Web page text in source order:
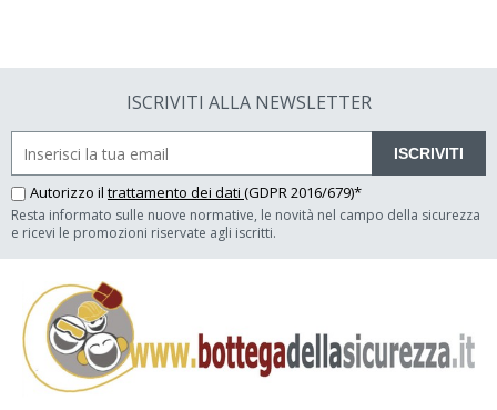
ISCRIVITI ALLA NEWSLETTER
ISCRIVITI
Autorizzo il trattamento dei dati (GDPR 2016/679)*
Resta informato sulle nuove normative, le novità nel campo della sicurezza
e ricevi le promozioni riservate agli iscritti.